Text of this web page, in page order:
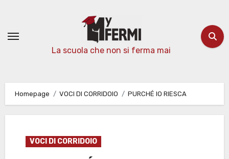
contenuto
La scuola che non si ferma mai
Homepage VOCI DI CORRIDOIO PURCHÉ IO RIESCA
VOCI DI CORRIDOIO